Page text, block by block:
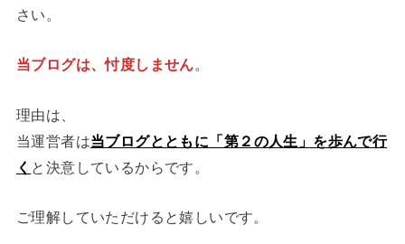
さい。
当ブログは、忖度しません。
理由は、
当運営者は当ブログとともに「第２の人生」を歩んで行
く と決意しているからです。
ご理解していただけると嬉しいです。